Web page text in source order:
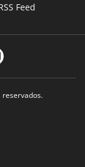
Feed
reservados.